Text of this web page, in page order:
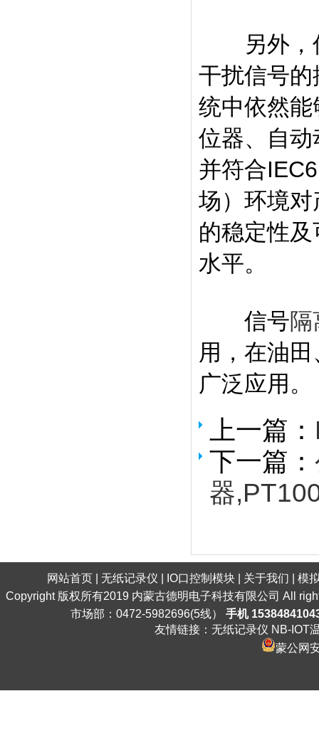
另外，
干扰信号
统中依然
位器、自
并符合
场）环境
的稳定性
水平。
信号隔
用，在油
广泛应用。
上一篇：
下一篇：
器
网站首页 无纸记录仪 IO口控制模块 关于我们
模
Copyright 版权所有2019 内蒙古德明电子科技有限公司 All
市场部：0472-5982696(5线） 手机
友情链接： 无纸记录仪 NB-IOT
蒙公网